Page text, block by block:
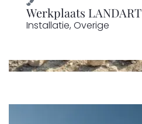
Werkplaats LANDART
Installatie, Overige